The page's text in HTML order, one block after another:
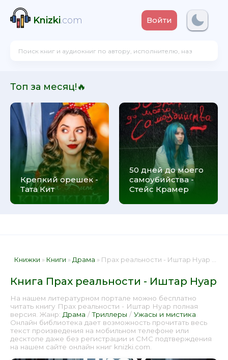
Knizki.com Войти
Топ за месяц!🔥
Крепкий орешек -
Тата Кит
50 дней до моего
самоубийства -
Стейс Крамер
Книжки » Книги » Драма » Прах реальности - Иштар Нуар 📕 - Книга онлайн бесплатно
Книга Прах реальности - Иштар Нуар
На нашем литературном портале можно бесплатно
читать книгу Прах реальности - Иштар Нуар полная
версия. Жанр: Драма /Триллеры / Ужасы и мистика
Онлайн библиотека дает возможность прочитать весь
текст произведения на мобильном телефоне или
десктопе даже без регистрации и СМС подтверждения
на нашем сайте онлайн книг knizki.com.